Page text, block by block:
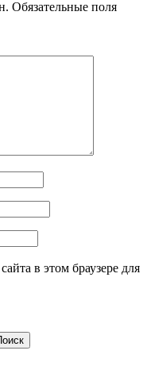
Обязательные поля
в этом браузере для